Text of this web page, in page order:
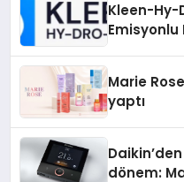
Kleen-Hy-
Emisyonlu
Marie
yaptı
dönem: